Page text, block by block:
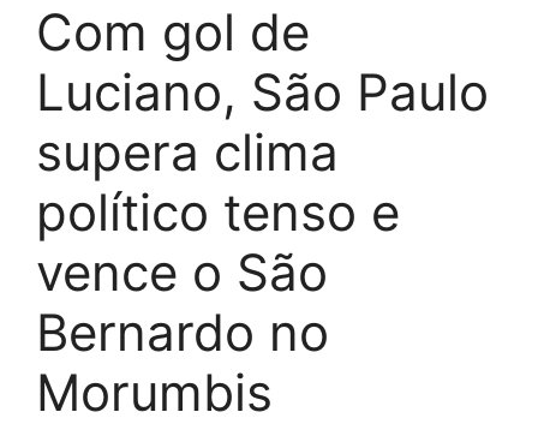
Com gol de
Luciano, São Paulo
supera clima
político tenso e
vence o São
Bernardo no
Morumbis